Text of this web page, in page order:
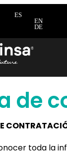
ES
EN
DE
de
toda la